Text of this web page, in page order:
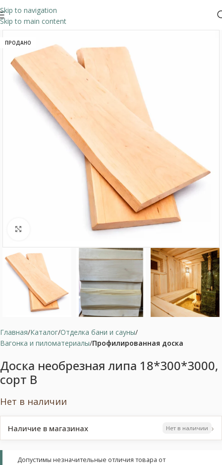
Skip to navigation
Skip to main content
ПРОДАНО
Нажмите, чтобы увеличить
Главная Каталог Отделка бани и сауны
Вагонка и пиломатериалы Профилированная доска
Доска необрезная липа 18*300*3000,
сорт В
Нет в наличии
Наличие в магазинах Нет в наличии ›
Допустимы незначительные отличия товара от